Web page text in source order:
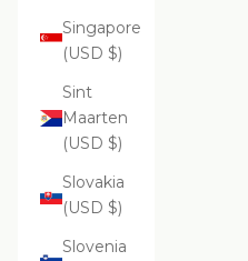
Singapore
(USD $)
Sint
Maarten
(USD $)
Slovakia
(USD $)
Slovenia